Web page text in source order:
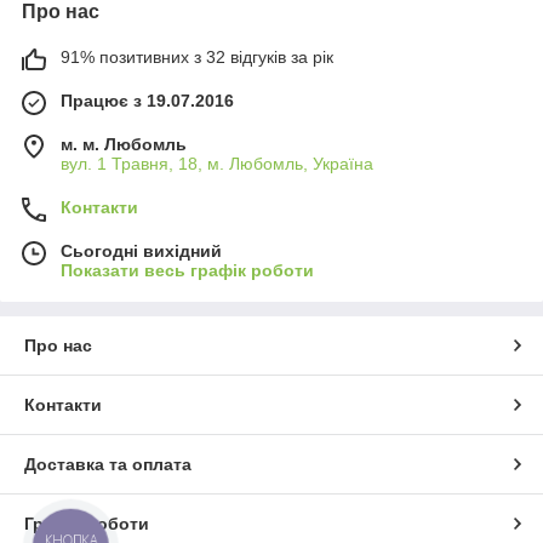
оборудование для зерновых комбайнов Claas можно в
интернет-магазине Agro-zapchasti — сделать это легко и
очень просто: оформляйте заявку по телефону или через
сайт и уточняйте детали доставки. Мы отправляем заказы
наложенным платежом, поэтому вы сможете оплатить товар
при его получении после того, как убедитесь в его
соответствии. Сотрудничать с нами надежно и абсолютно
безопасно!
Про нас
91% позитивних з 32 відгуків за рік
Працює з 19.07.2016
м. м. Любомль
вул. 1 Травня, 18, м. Любомль, Україна
Контакти
Сьогодні вихідний
Показати весь графік роботи
Про нас
Контакти
Доставка та оплата
Графік роботи